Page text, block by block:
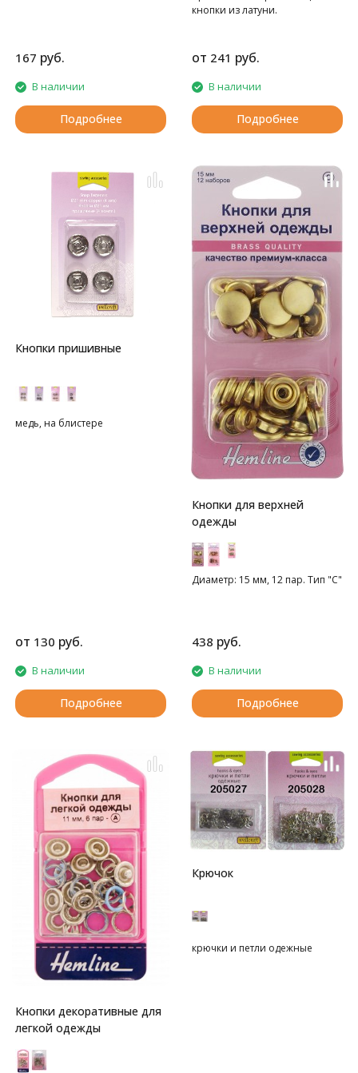
167 руб.
В наличии
Подробнее
кнопки из латуни.
от 241 руб.
В наличии
Подробнее
Кнопки пришивные
медь, на блистере
от 130 руб.
В наличии
Подробнее
Кнопки для верхней
одежды
Диаметр: 15 мм, 12 пар. Тип "С"
438 руб.
В наличии
Подробнее
Кнопки декоративные для
легкой одежды
Крючок
крючки и петли одежные